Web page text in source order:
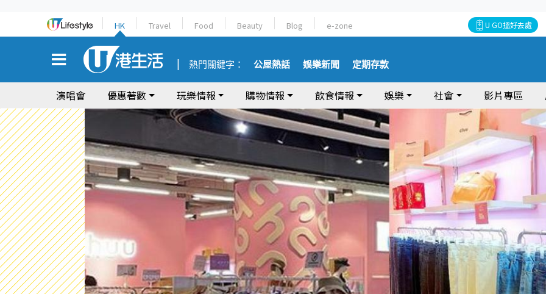
HK Travel Food Beauty Blog e-zone U GO搵好去處
熱門關鍵字： 公屋熱話 娛樂新聞 定期存款
演唱會 優惠著數 玩樂情報 購物情報 飲食情報 娛樂 社會 影片專區